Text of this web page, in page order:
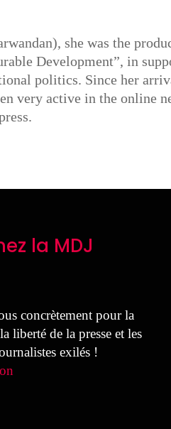
she was the
Development”, in
politics. Since her
very active in the online
la MDJ
concrètement pour la
liberté de la presse et les
exilés !